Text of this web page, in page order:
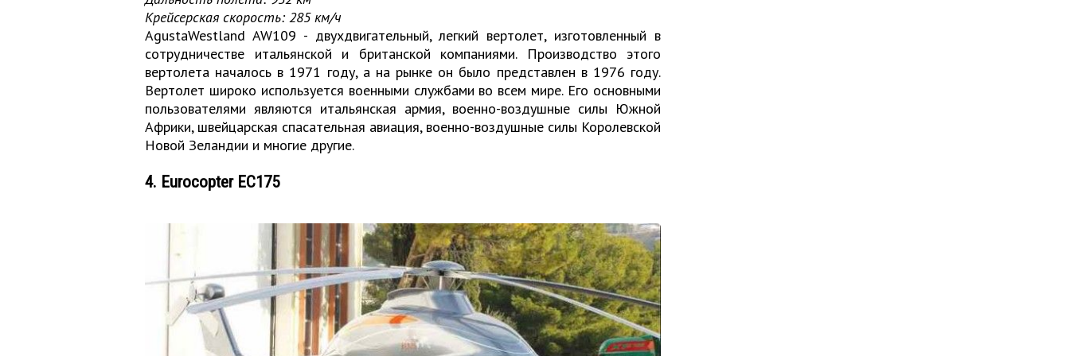
Крейсерская скорость: 285 км/ч
AgustaWestland AW109 - двухдвигательный, легкий вертолет, изготовленный в
сотрудничестве итальянской и британской компаниями. Производство этого
вертолета началось в 1971 году, а на рынке он было представлен в 1976 году.
Вертолет широко используется военными службами во всем мире. Его основными
пользователями являются итальянская армия, военно-воздушные силы Южной
Африки, швейцарская спасательная авиация, военно-воздушные силы Королевской
Новой Зеландии и многие другие.
4. Eurocopter EC175